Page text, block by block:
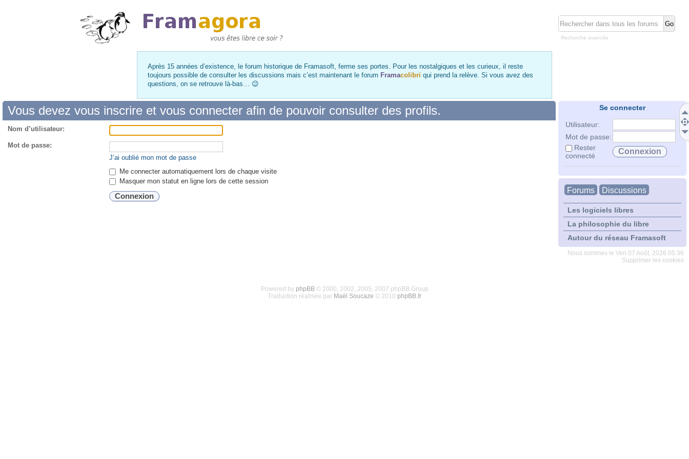
Recherche avancée
Après 15 années d’existence, le forum historique de Framasoft, ferme ses portes. Pour les nostalgiques et les curieux, il reste
toujours possible de consulter les discussions mais c’est maintenant le forum Framacolibri qui prend la relève. Si vous avez des
questions, on se retrouve là-bas… 😉
Se connecter
Utilisateur:
Mot de passe:
Rester
connecté
Forums Discussions
Les logiciels libres
La philosophie du libre
Autour du réseau Framasoft
Nous sommes le Ven 07 Août, 2026 05:36
Supprimer les cookies
Vous devez vous inscrire et vous connecter afin de pouvoir consulter des profils.
Nom d’utilisateur:
Mot de passe:
J’ai oublié mon mot de passe
Me connecter automatiquement lors de chaque visite
Masquer mon statut en ligne lors de cette session
Powered by phpBB© 2000, 2002, 2005, 2007 phpBB Group
Traduction réalisée par Maël Soucaze © 2010 phpBB.fr